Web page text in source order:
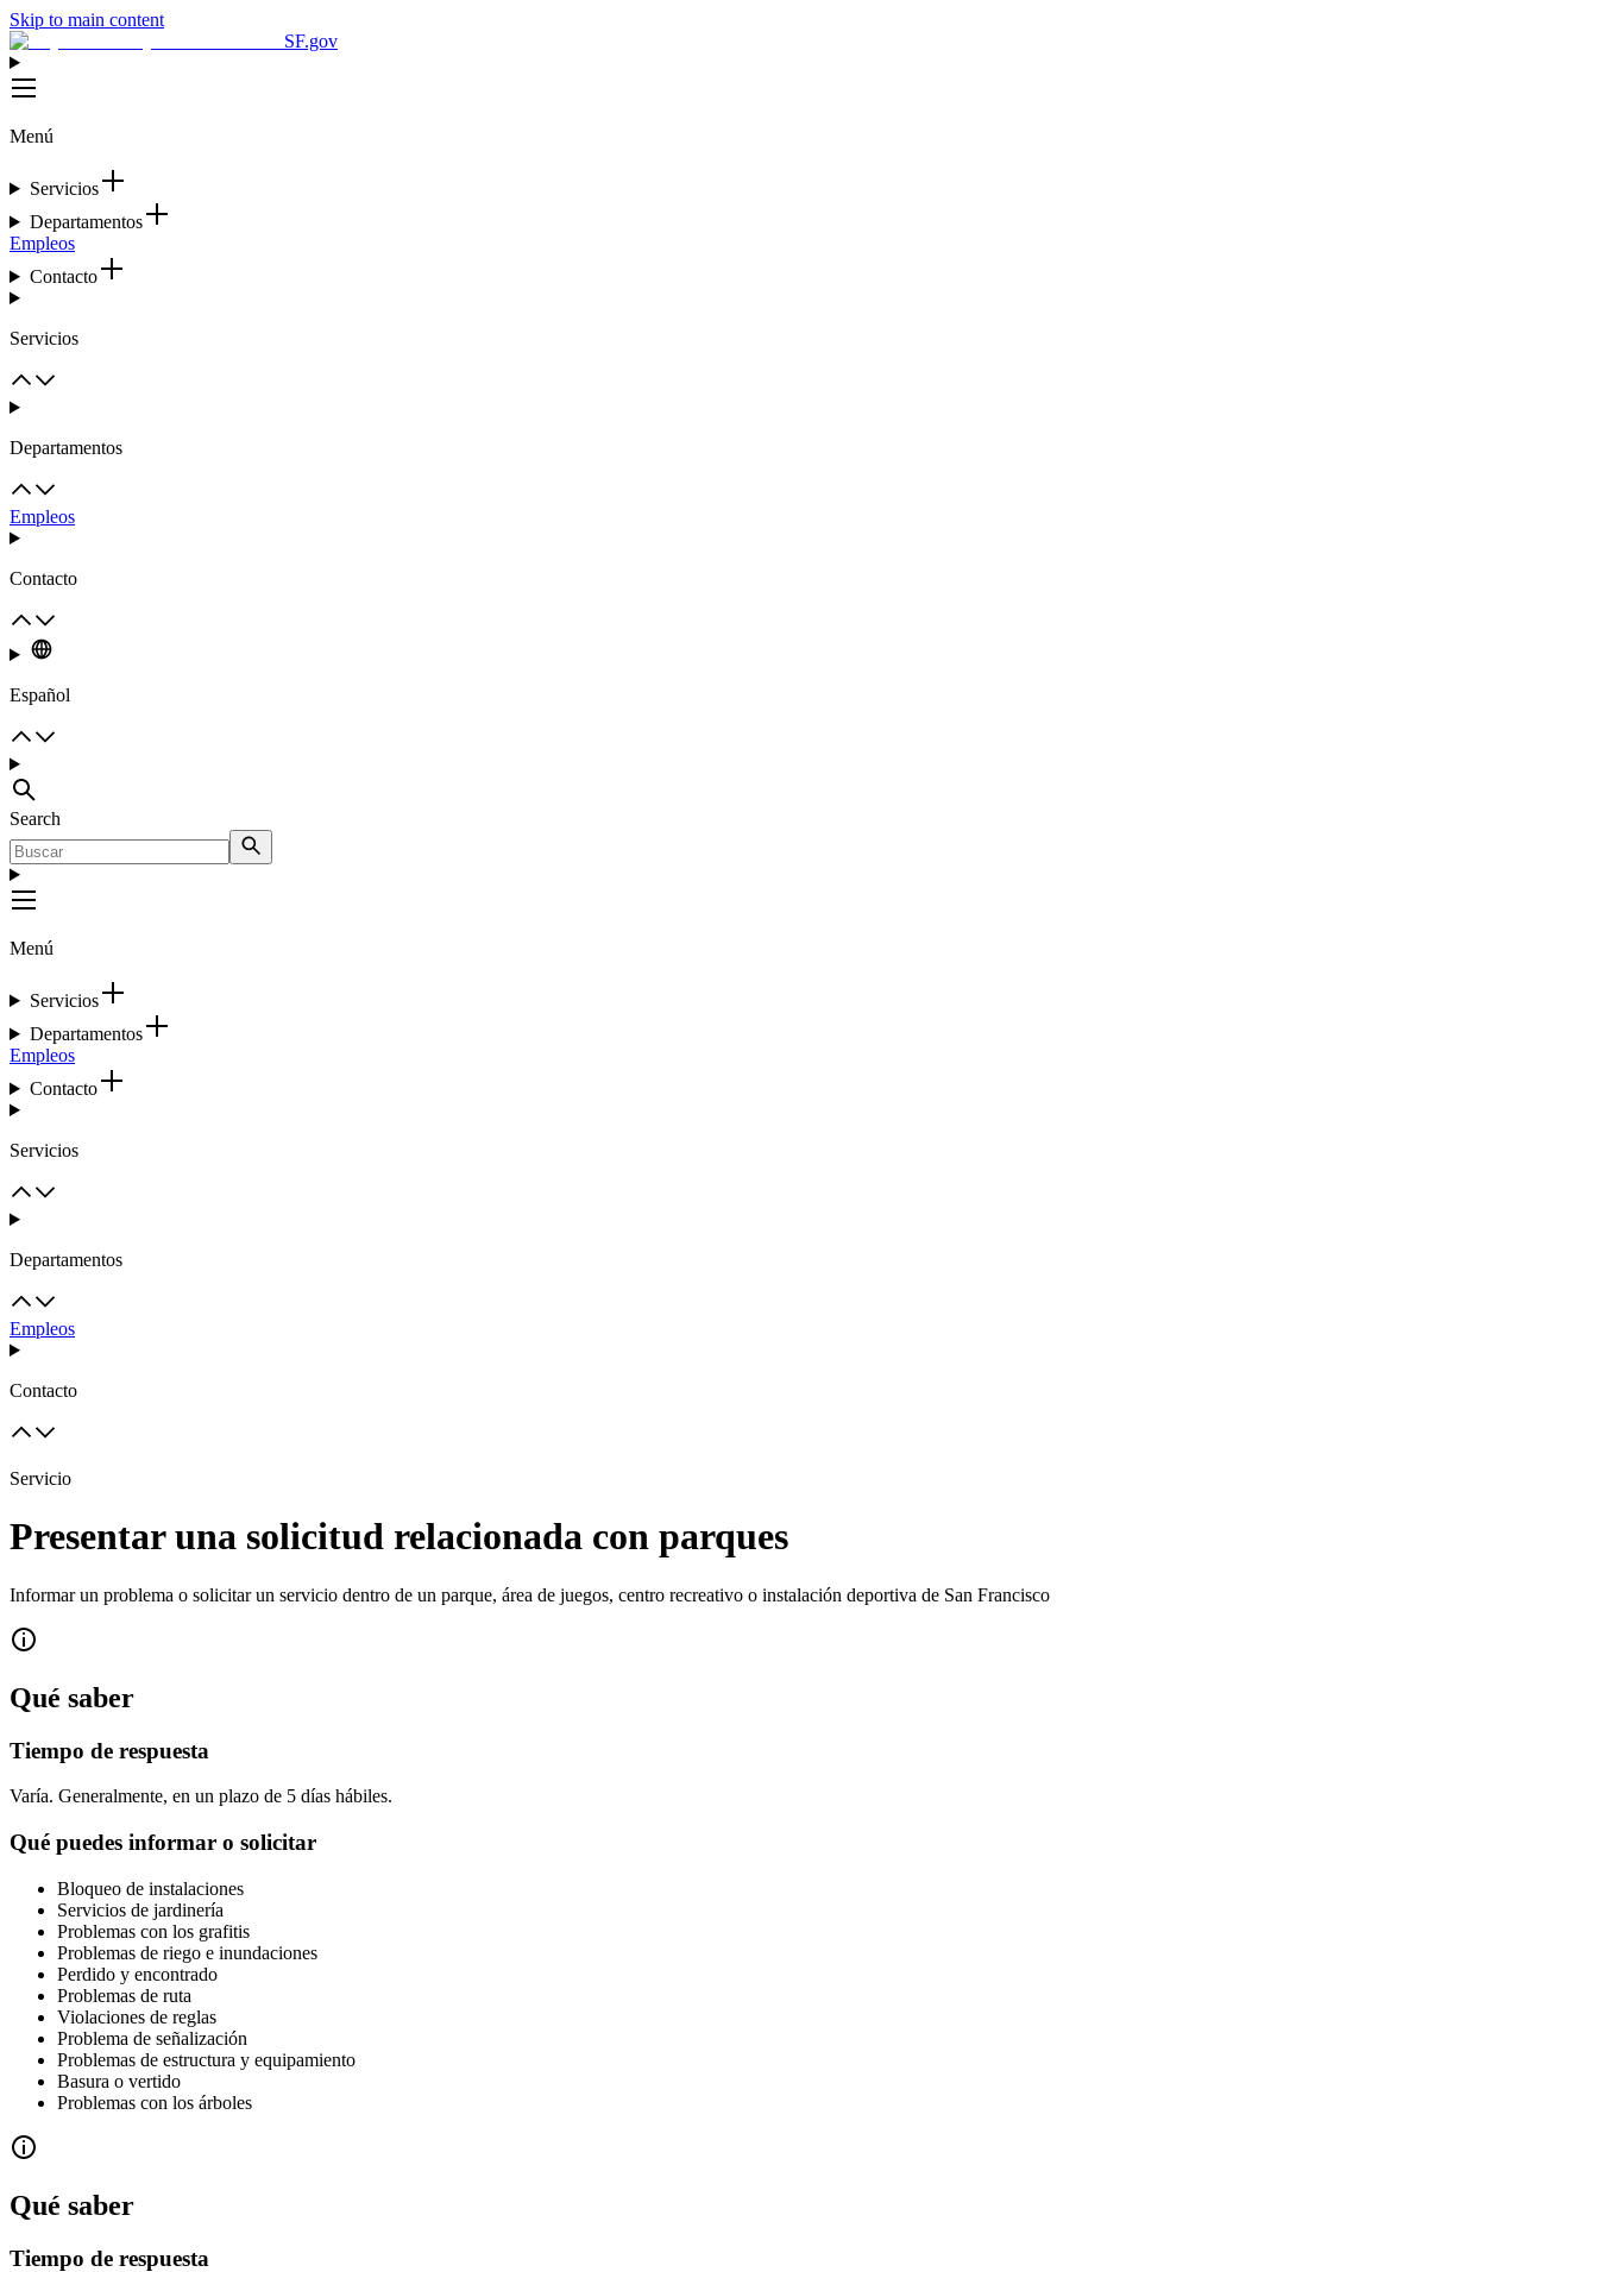
Skip to main content
SF.gov
Menú
Servicios
Departamentos
Empleos
Contacto
Servicios
Departamentos
Empleos
Contacto
Español
Search
Menú
Servicios
Departamentos
Empleos
Contacto
Servicios
Departamentos
Empleos
Contacto
Servicio
Presentar una solicitud relacionada con parques
Informar un problema o solicitar un servicio dentro de un parque, área de juegos, centro recreativo o instalación deportiva de San Francisco
Qué saber
Tiempo de respuesta
Varía. Generalmente, en un plazo de 5 días hábiles.
Qué puedes informar o solicitar
Bloqueo de instalaciones
Servicios de jardinería
Problemas con los grafitis
Problemas de riego e inundaciones
Perdido y encontrado
Problemas de ruta
Violaciones de reglas
Problema de señalización
Problemas de estructura y equipamiento
Basura o vertido
Problemas con los árboles
Qué saber
Tiempo de respuesta